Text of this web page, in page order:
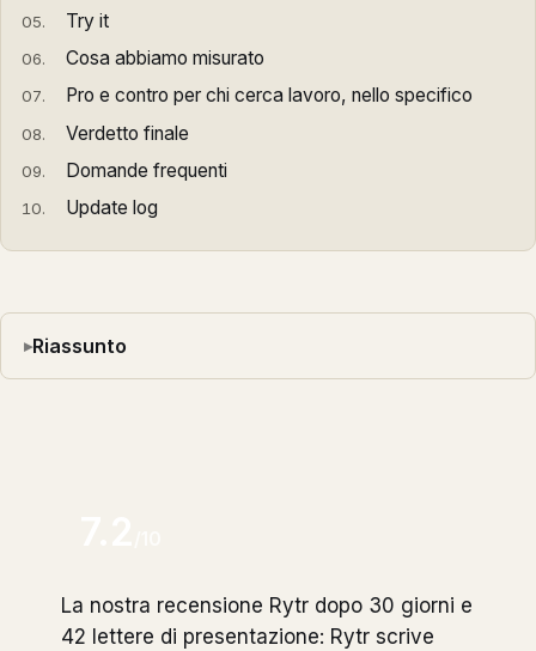
Riassunto
Try it
Cosa abbiamo misurato
Pro e contro per chi cerca lavoro, nello specifico
Verdetto finale
Domande frequenti
Update log
La nostra recensione Rytr dopo 30 giorni e
42 lettere di presentazione: Rytr scrive